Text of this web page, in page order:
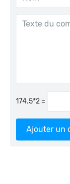
=
Ajouter un